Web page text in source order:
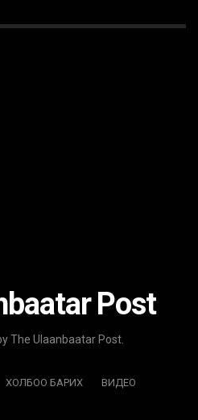
Post
The Ulaanbaatar Post.
ХОЛБОО БАРИХ ВИДЕО